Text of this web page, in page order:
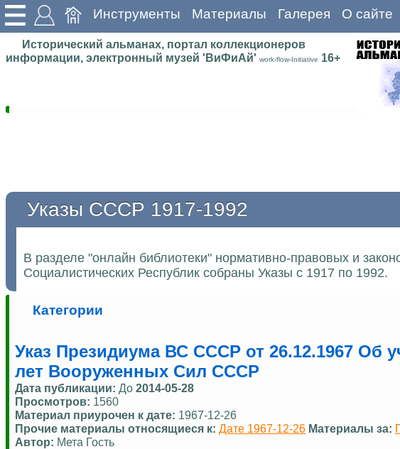
Инструменты Материалы Галерея О сайте
Исторический альманах, портал коллекционеров
информации, электронный музей 'ВиФиАй' work-flow-Initiative 16+
Указы СССР 1917-1992
В разделе "онлайн библиотеки" нормативно-правовых и
Социалистических Республик собраны Указы с 1917 по 1992.
Категории
Указ Президиума ВС СССР от 26.12.1967 Об
лет Вооруженных Сил СССР
Дата публикации: До 2014-05-28
Просмотров: 1560
Материал приурочен к дате: 1967-12-26
Прочие материалы относящиеся к: Дате 1967-12-26 Материалы за:
Автор: Мета Гость